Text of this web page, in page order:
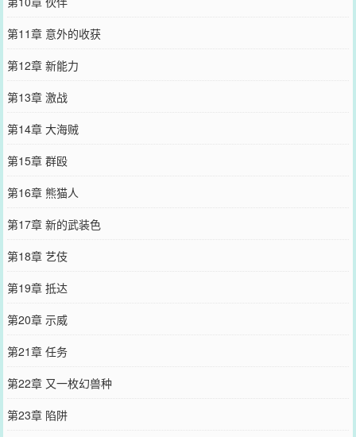
第11章 意外的收获
第12章 新能力
第13章 激战
第14章 大海贼
第15章 群殴
第16章 熊猫人
第17章 新的武装色
第18章 艺伎
第19章 抵达
第20章 示威
第21章 任务
第22章 又一枚幻兽种
第23章 陷阱